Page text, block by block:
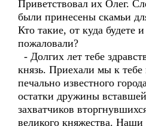
Приветствовал их Олег.
были принесены скамьи
Кто такие, от куда будете
пожаловали?
- Долгих лет тебе
князь. Приехали мы к тебе
печально известного
остатки дружины
захватчиков
великого княжества. Наши